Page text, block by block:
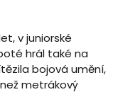
v juniorské
hrál také na
bojová umění,
metrákový